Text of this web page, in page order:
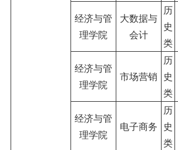
经济与管
理学院
大数据与
会计
历
史
类
经济与管
理学院
市场营销
历
史
类
经济与管
理学院
电子商务
历
史
类